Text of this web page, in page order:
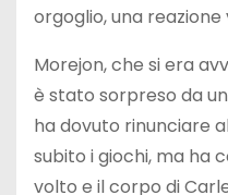
orgoglio, una
Morejon, che si era
è stato sorpreso da
ha dovuto rinunciare
subito i giochi, ma ha
volto e il corpo di